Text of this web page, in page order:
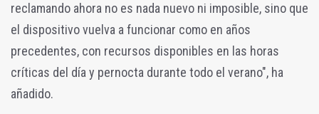
reclamando ahora no es nada nuevo ni imposible, sino que
el dispositivo vuelva a funcionar como en años
precedentes, con recursos disponibles en las horas
críticas del día y pernocta durante todo el verano", ha
añadido.